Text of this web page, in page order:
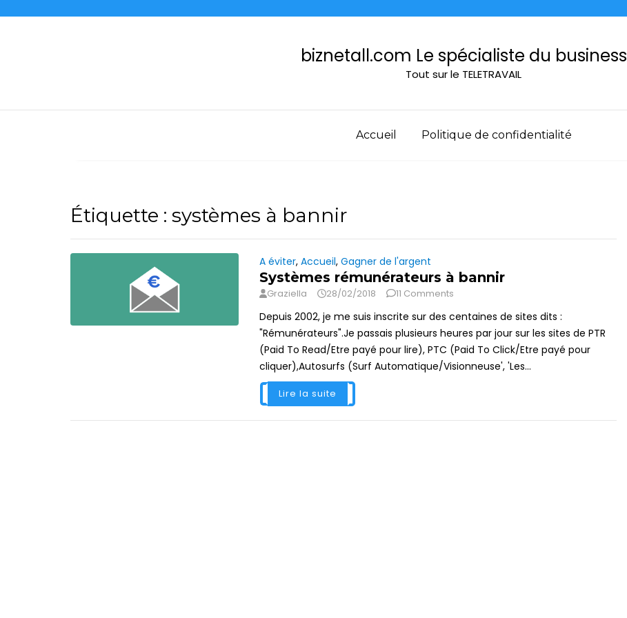
biznetall.com Le spécialiste du business
Tout sur le TELETRAVAIL
Accueil Politique de confidentialité
Étiquette : systèmes à bannir
A éviter,Accueil,Gagner de l'argent
Systèmes rémunérateurs à bannir
Graziella 28/02/2018 11 Comments
Depuis 2002, je me suis inscrite sur des centaines de sites dits :
"Rémunérateurs".Je passais plusieurs heures par jour sur les sites de PTR
(Paid To Read/Etre payé pour lire), PTC (Paid To Click/Etre payé pour
cliquer),Autosurfs (Surf Automatique/Visionneuse', 'Les...
Lire la suite